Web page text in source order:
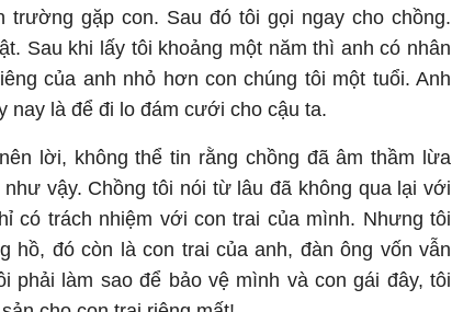
trường gặp con. Sau đó tôi gọi ngay cho chồng.
Sau khi lấy tôi khoảng một năm thì anh có nhân
của anh nhỏ hơn con chúng tôi một tuổi. Anh
nay là để đi lo đám cưới cho cậu ta.
lời, không thể tin rằng chồng đã âm thầm lừa
vậy. Chồng tôi nói từ lâu đã không qua lại với
có trách nhiệm với con trai của mình. Nhưng tôi
hồ, đó còn là con trai của anh, đàn ông vốn vẫn
phải làm sao để bảo vệ mình và con gái đây, tôi